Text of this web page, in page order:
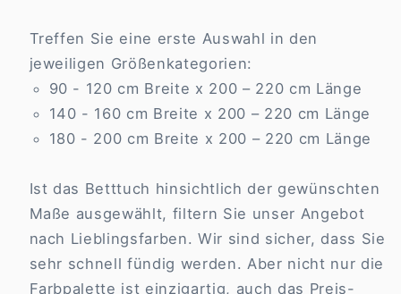
Treffen Sie eine erste Auswahl in den
jeweiligen Größenkategorien:
90 - 120 cm Breite x 200 – 220 cm Länge
140 - 160 cm Breite x 200 – 220 cm Länge
180 - 200 cm Breite x 200 – 220 cm Länge
Ist das Betttuch hinsichtlich der gewünschten
Maße ausgewählt, filtern Sie unser Angebot
nach Lieblingsfarben. Wir sind sicher, dass Sie
sehr schnell fündig werden. Aber nicht nur die
Farbpalette ist einzigartig, auch das Preis-